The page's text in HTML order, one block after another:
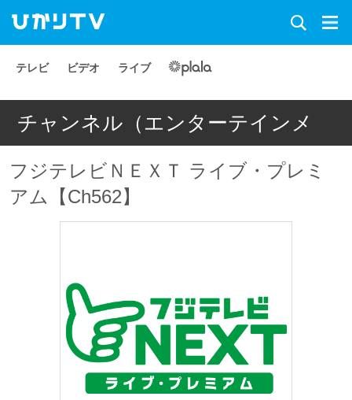
テレビ ビデオ ライブ
チャンネル（エンターテインメ
ント）
フジテレビＮＥＸＴ ライブ・プレミ
アム【Ch562】